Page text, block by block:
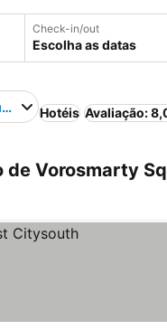
Check-in/out
Escolha as datas
Hotéis Avaliação:
Vorosmarty